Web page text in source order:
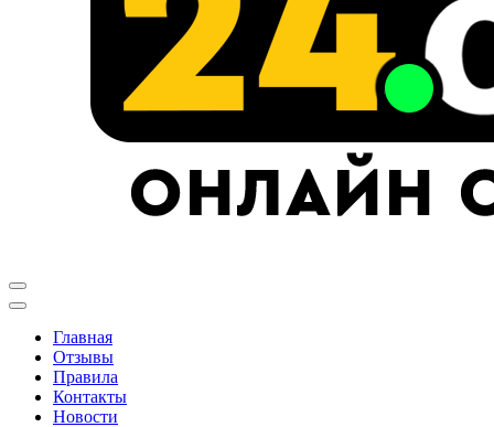
Главная
Отзывы
Правила
Контакты
Новости